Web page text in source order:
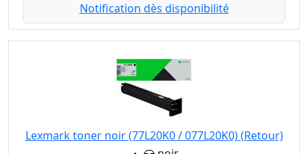
Notification dès disponibilité
Lexmark toner noir (77L20K0 / 077L20K0) (Retour)